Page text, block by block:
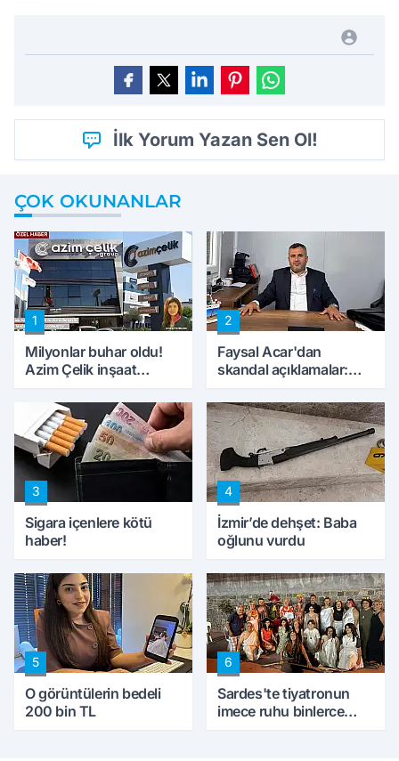
İlk Yorum Yazan Sen Ol!
ÇOK OKUNANLAR
1
Milyonlar buhar oldu!
Azim Çelik inşaat
konuştu
2
Faysal Acar'dan
skandal açıklamalar:
peynircilerimizi de
kıskaca aldı, müdahale
ettik'
3
Sigara içenlere kötü
haber!
4
İzmir’de dehşet: Baba
oğlunu vurdu
5
O görüntülerin bedeli
200 bin TL
6
Sardes'te tiyatronun
imece ruhu binlerce